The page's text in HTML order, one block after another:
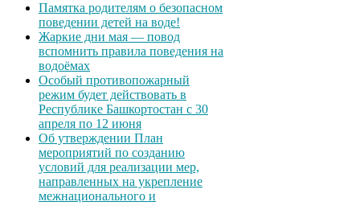
Памятка родителям о безопасном
поведении детей на воде!
Жаркие дни мая — повод
вспомнить правила поведения на
водоёмах
Особый противопожарный
режим будет действовать в
Республике Башкортостан с 30
апреля по 12 июня
Об утверждении План
мероприятий по созданию
условий для реализации мер,
направленных на укрепление
межнационального и